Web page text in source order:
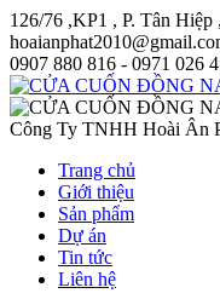
126/76 ,KP1 , P. Tân
0907 880 816 - 0971 026
Công Ty TNHH Hoài Ân
Trang chủ
Giới thiệu
Sản phẩm
Dự án
Tin tức
Liên hệ